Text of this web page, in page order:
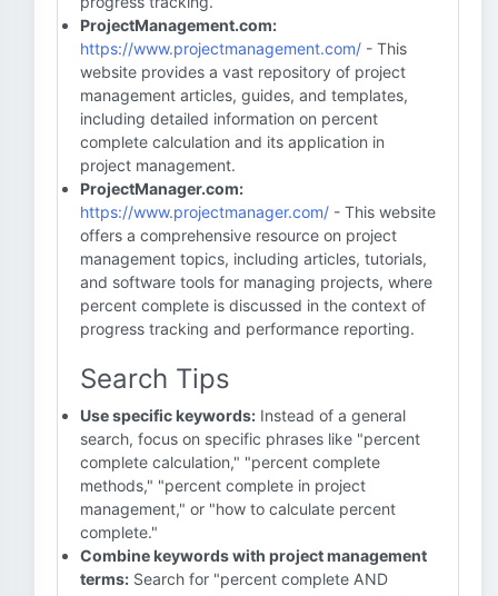
ProjectManagement.com:
https://www.projectmanagement.com/ - This
website provides a vast repository of project
management articles, guides, and templates,
including detailed information on percent
complete calculation and its application in
project management.
ProjectManager.com:
https://www.projectmanager.com/ - This website
offers a comprehensive resource on project
management topics, including articles, tutorials,
and software tools for managing projects, where
percent complete is discussed in the context of
progress tracking and performance reporting.
Search Tips
Use specific keywords: Instead of a general
search, focus on specific phrases like "percent
complete calculation," "percent complete
methods," "percent complete in project
management," or "how to calculate percent
complete."
Combine keywords with project management
terms: Search for "percent complete AND